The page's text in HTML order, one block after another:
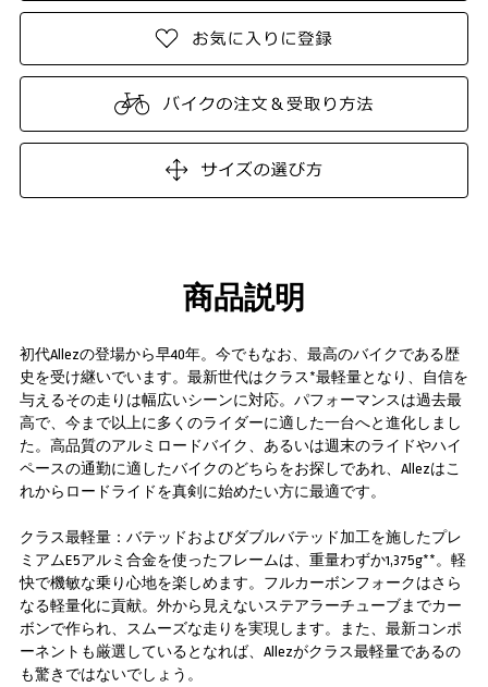
商品説明
初代Allezの登場から早40年。今でもなお、最高のバイクである歴
史を受け継いでいます。最新世代はクラス*最軽量となり、自信を
与えるその走りは幅広いシーンに対応。パフォーマンスは過去最
高で、今まで以上に多くのライダーに適した一台へと進化しまし
た。高品質のアルミロードバイク、あるいは週末のライドやハイ
ペースの通勤に適したバイクのどちらをお探しであれ、Allezはこ
れからロードライドを真剣に始めたい方に最適です。
クラス最軽量：バテッドおよびダブルバテッド加工を施したプレ
ミアムE5アルミ合金を使ったフレームは、重量わずか1,375g**。軽
快で機敏な乗り心地を楽しめます。フルカーボンフォークはさら
なる軽量化に貢献。外から見えないステアラーチューブまでカー
ボンで作られ、スムーズな走りを実現します。また、最新コンポ
ーネントも厳選しているとなれば、Allezがクラス最軽量であるの
も驚きではないでしょう。